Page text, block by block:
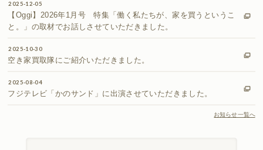
2025-12-05
【Oggi】2026年1月号 特集「働く私たちが、家を買うというこ
と。」の取材でお話しさせていただきました。
2025-10-30
空き家買取隊にご紹介いただきました。
2025-08-04
フジテレビ「かのサンド」に出演させていただきました。
お知らせ一覧へ